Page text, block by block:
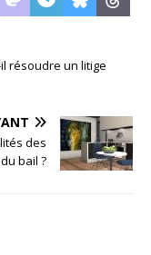
résoudre un litige
des
bail ?